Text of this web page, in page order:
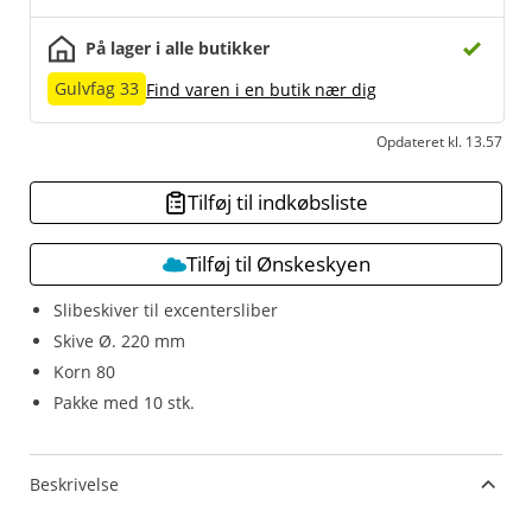
Slibeskiver til excentersliber
Skive Ø. 220 mm
Korn 80
Pakke med 10 stk.
På lager i alle butikker
Gulvfag 33 Find varen i en butik nær dig
Opdateret kl. 13.57
Tilføj til indkøbsliste
Tilføj til Ønskeskyen
Beskrivelse